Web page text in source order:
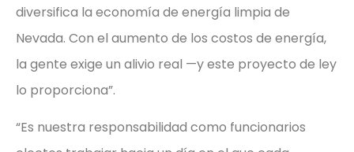
diversifica la economía de energía limpia de
Nevada. Con el aumento de los costos de energía,
la gente exige un alivio real —y este proyecto de ley
lo proporciona”.
“Es nuestra responsabilidad como funcionarios